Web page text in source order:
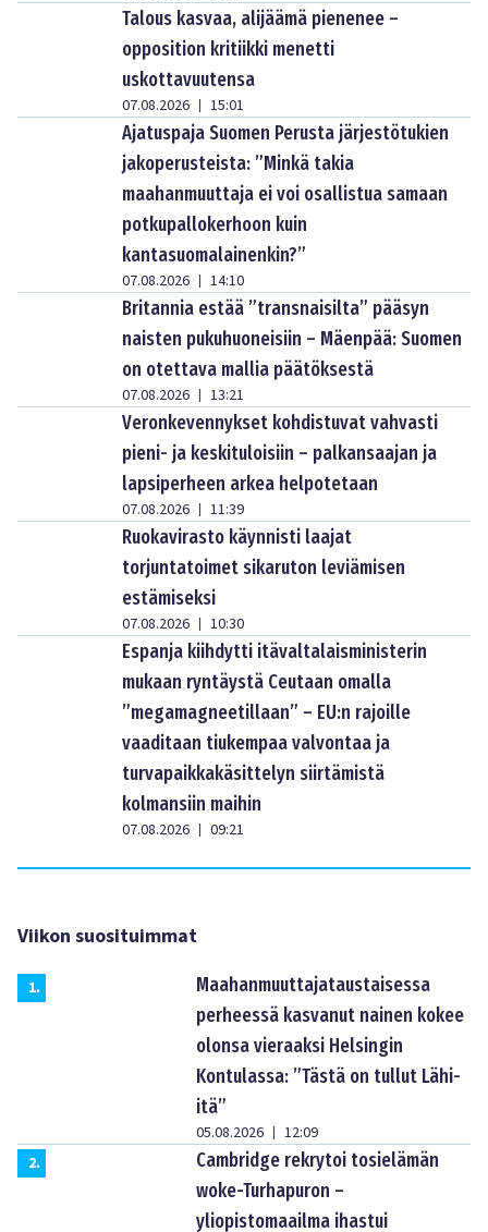
Talous kasvaa, alijäämä pienenee –
opposition kritiikki menetti
uskottavuutensa
07.08.2026 | 15:01
Ajatuspaja Suomen Perusta järjestötukien
jakoperusteista: ”Minkä takia
maahanmuuttaja ei voi osallistua samaan
potkupallokerhoon kuin
kantasuomalainenkin?”
07.08.2026 | 14:10
Britannia estää ”transnaisilta” pääsyn
naisten pukuhuoneisiin – Mäenpää: Suomen
on otettava mallia päätöksestä
07.08.2026 | 13:21
Veronkevennykset kohdistuvat vahvasti
pieni- ja keskituloisiin – palkansaajan ja
lapsiperheen arkea helpotetaan
07.08.2026 | 11:39
Ruokavirasto käynnisti laajat
torjuntatoimet sikaruton leviämisen
estämiseksi
07.08.2026 | 10:30
Espanja kiihdytti itävaltalaisministerin
mukaan ryntäystä Ceutaan omalla
”megamagneetillaan” – EU:n rajoille
vaaditaan tiukempaa valvontaa ja
turvapaikkakäsittelyn siirtämistä
kolmansiin maihin
07.08.2026 | 09:21
Viikon suosituimmat
1.
Maahanmuuttajataustaisessa
perheessä kasvanut nainen kokee
olonsa vieraaksi Helsingin
Kontulassa: ”Tästä on tullut Lähi-
itä”
05.08.2026 | 12:09
2.
Cambridge rekrytoi tosielämän
woke-Turhapuron –
yliopistomaailma ihastui